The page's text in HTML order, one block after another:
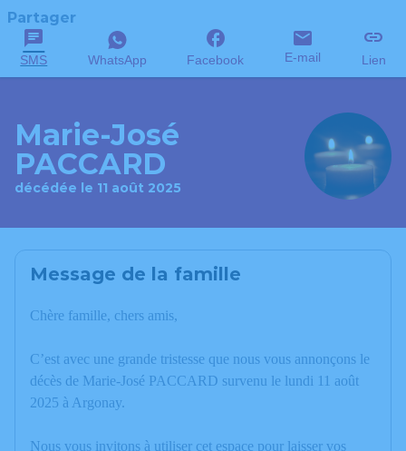
Partager
SMS WhatsApp Facebook E-mail Lien
Marie-José
PACCARD
décédée le 11 août 2025
Message de la famille
Chère famille, chers amis,
C’est avec une grande tristesse que nous vous annonçons le
décès de Marie-José PACCARD survenu le lundi 11 août
2025 à Argonay.
Nous vous invitons à utiliser cet espace pour laisser vos